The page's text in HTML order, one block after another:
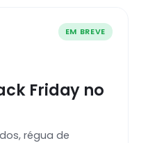
EM BREVE
Friday no
régua de